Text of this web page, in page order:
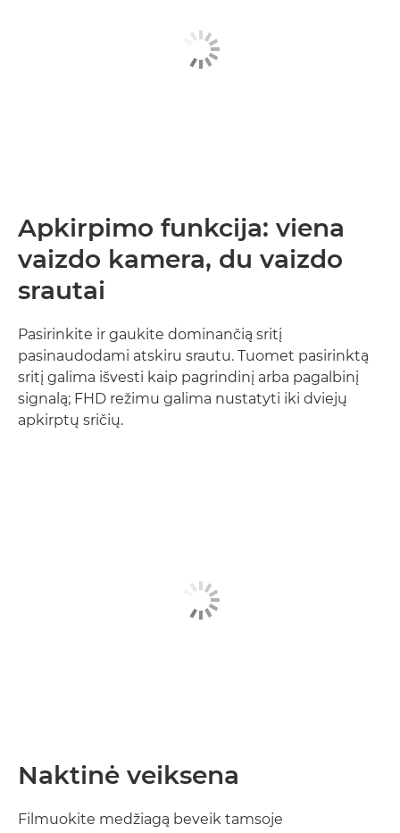
Apkirpimo funkcija: viena
vaizdo kamera, du vaizdo
srautai
Pasirinkite ir gaukite dominančią sritį
pasinaudodami atskiru srautu. Tuomet pasirinktą
sritį galima išvesti kaip pagrindinį arba pagalbinį
signalą; FHD režimu galima nustatyti iki dviejų
apkirptų sričių.
Naktinė veiksena
Filmuokite medžiagą beveik tamsoje